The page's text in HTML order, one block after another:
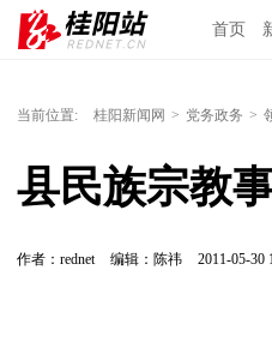
首页
当前位置: 桂阳新闻网 > 党务政务 >
县民族宗教
作者：rednet 编辑：陈祎 2011-05-30